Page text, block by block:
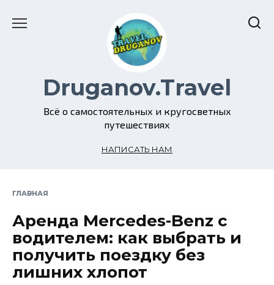
Druganov.Travel
Всё о самостоятельных и кругосветных
путешествиях
НАПИСАТЬ НАМ
ГЛАВНАЯ
Аренда Mercedes-Benz с
водителем: как выбрать и
получить поездку без
лишних хлопот